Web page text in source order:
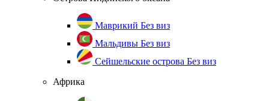
Маврикий Без виз
Мальдивы Без виз
Сейшельские острова Без виз
Африка